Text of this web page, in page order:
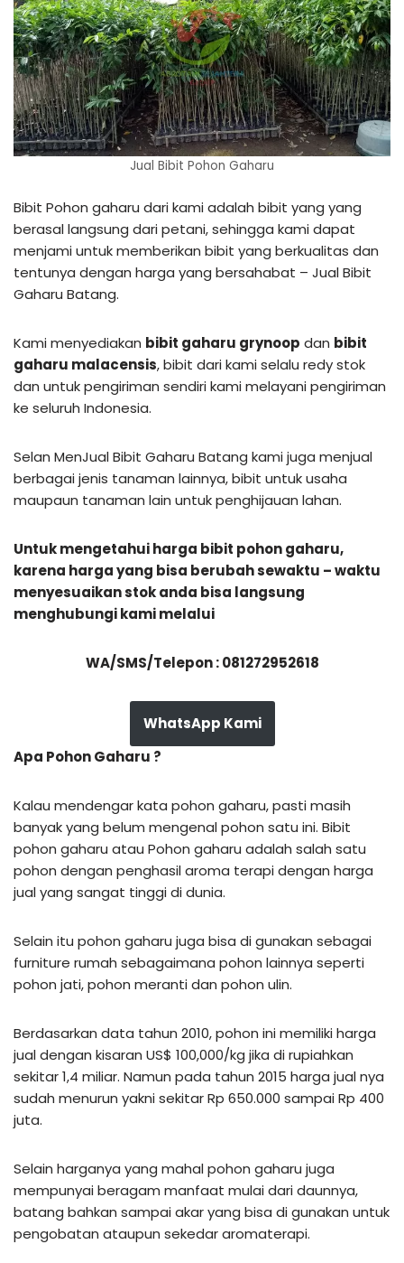
Jual Bibit Pohon Gaharu
Bibit Pohon gaharu dari kami adalah bibit yang yang
berasal langsung dari petani, sehingga kami dapat
menjami untuk memberikan bibit yang berkualitas dan
tentunya dengan harga yang bersahabat – Jual Bibit
Gaharu Batang.
Kami menyediakan bibit gaharu grynoop dan bibit
gaharu malacensis, bibit dari kami selalu redy stok
dan untuk pengiriman sendiri kami melayani pengiriman
ke seluruh Indonesia.
Selan MenJual Bibit Gaharu Batang kami juga menjual
berbagai jenis tanaman lainnya, bibit untuk usaha
maupaun tanaman lain untuk penghijauan lahan.
Untuk mengetahui harga bibit pohon gaharu,
karena harga yang bisa berubah sewaktu – waktu
menyesuaikan stok anda bisa langsung
menghubungi kami melalui
WA/SMS/Telepon : 081272952618
WhatsApp Kami
Apa Pohon Gaharu ?
Kalau mendengar kata pohon gaharu, pasti masih
banyak yang belum mengenal pohon satu ini. Bibit
pohon gaharu atau Pohon gaharu adalah salah satu
pohon dengan penghasil aroma terapi dengan harga
jual yang sangat tinggi di dunia.
Selain itu pohon gaharu juga bisa di gunakan sebagai
furniture rumah sebagaimana pohon lainnya seperti
pohon jati, pohon meranti dan pohon ulin.
Berdasarkan data tahun 2010, pohon ini memiliki harga
jual dengan kisaran US$ 100,000/kg jika di rupiahkan
sekitar 1,4 miliar. Namun pada tahun 2015 harga jual nya
sudah menurun yakni sekitar Rp 650.000 sampai Rp 400
juta.
Selain harganya yang mahal pohon gaharu juga
mempunyai beragam manfaat mulai dari daunnya,
batang bahkan sampai akar yang bisa di gunakan untuk
pengobatan ataupun sekedar aromaterapi.